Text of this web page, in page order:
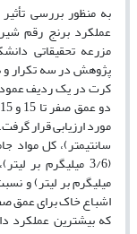
مزرعه تحقیقاتی
پژوهش در سه تکرار